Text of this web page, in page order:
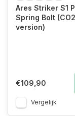
Ares Striker S1
Spring Bolt (CO2
version)
€109,90
Vergelijk